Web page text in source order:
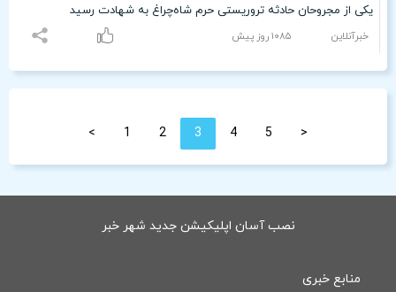
یکی از مجروحان حادثه تروریستی حرم شاه‌چراغ به شهادت رسید
خبرآنلاین ۱۰۸۵ روز پیش
> 1 2 3 4 5 <
نصب آسان اپلیکیشن جدید شهر خبر
منابع خبری